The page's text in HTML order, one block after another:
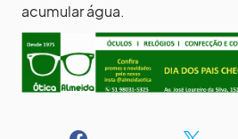
acumular água.